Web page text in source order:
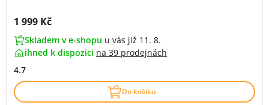
Cena s DPH:
1 999 Kč
Skladem v e-shopu u vás již 11. 8.
ihned k dispozici na 39 prodejnách
4.7
Do košíku